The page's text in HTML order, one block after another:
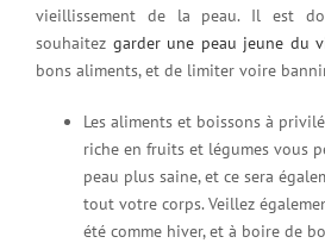
vieillissement de la peau. Il est
souhaitez garder une peau jeune du
bons aliments, et de limiter voire
Les aliments et boissons à
riche en fruits et légumes vous
peau plus saine, et ce sera
tout votre corps. Veillez
été comme hiver, et à boire de